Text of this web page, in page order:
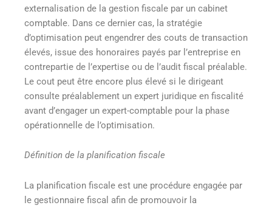
externalisation de la gestion fiscale par un cabinet
comptable. Dans ce dernier cas, la stratégie
d’optimisation peut engendrer des couts de transaction
élevés, issue des honoraires payés par l’entreprise en
contrepartie de l’expertise ou de l’audit fiscal préalable.
Le cout peut être encore plus élevé si le dirigeant
consulte préalablement un expert juridique en fiscalité
avant d’engager un expert-comptable pour la phase
opérationnelle de l’optimisation.
Définition de la planification fiscale
La planification fiscale est une procédure engagée par
le gestionnaire fiscal afin de promouvoir la